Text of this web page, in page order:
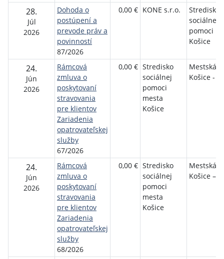
28.
Júl
2026
Dohoda o
postúpení a
prevode práv a
povinností
87/2026
0,00 € KONE s.r.o.
Stredisko
sociálnej
pomoci
Košice
24.
Jún
2026
Rámcová
zmluva o
poskytovaní
stravovania
pre klientov
Zariadenia
opatrovateľskej
služby
67/2026
0,00 € Stredisko
sociálnej
pomoci
mesta
Košice
Mestská
Košice -
24.
Jún
2026
Rámcová
zmluva o
poskytovaní
stravovania
pre klientov
Zariadenia
opatrovateľskej
služby
68/2026
0,00 € Stredisko
sociálnej
pomoci
mesta
Košice
Mestská
Košice –